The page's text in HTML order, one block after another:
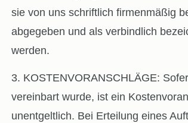
sie von uns schriftlich firmenmäßig
abgegeben und als verbindlich
werden.
3. KOSTENVORANSCHLÄGE:
vereinbart wurde, ist ein
unentgeltlich. Bei Erteilung eines